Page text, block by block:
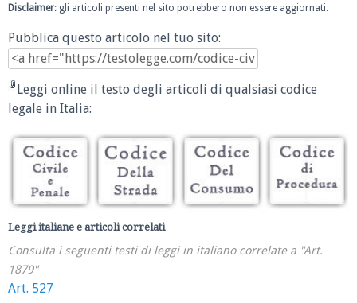
Disclaimer: gli articoli presenti nel sito potrebbero non essere aggiornati.
Pubblica questo articolo nel tuo sito:
Leggi online il testo degli articoli di qualsiasi codice
legale in Italia:
Leggi italiane e articoli correlati
Consulta i seguenti testi di leggi in italiano correlate a "Art.
1879"
Art. 527